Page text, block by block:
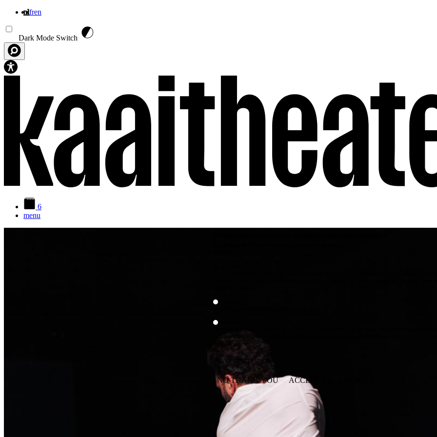
nlfren
Dark Mode Switch
6
menu
information solely to improve the content of our website. These cookies are only placed if you
their placement.
SAVE PREFERENCES
NO THANK YOU ACCEPT ALL COOKIES
WITHDRAW CONSENT